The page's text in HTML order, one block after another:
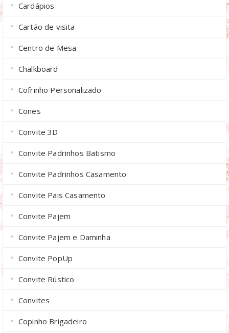
Cardápios
Cartão de visita
Centro de Mesa
Chalkboard
Cofrinho Personalizado
Cones
Convite 3D
Convite Padrinhos Batismo
Convite Padrinhos Casamento
Convite Pais Casamento
Convite Pajem
Convite Pajem e Daminha
Convite PopUp
Convite Rústico
Convites
Copinho Brigadeiro